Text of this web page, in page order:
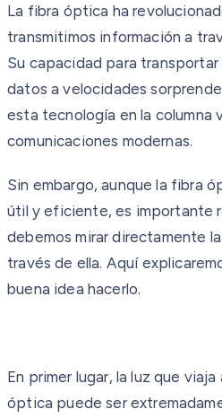
La fibra óptica ha
transmitimos información a
Su capacidad para
datos a velocidades
esta tecnología en la columna
comunicaciones modernas.
Sin embargo, aunque la fibra
útil y eficiente, es importante
debemos mirar directamente
través de ella. Aquí
buena idea hacerlo.
En primer lugar, la luz que
óptica puede ser